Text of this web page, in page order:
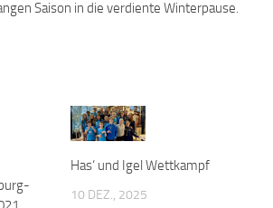
Saison in die verdiente Winterpause.
Has‘ und Igel Wettkampf
10 DEZ., 2025